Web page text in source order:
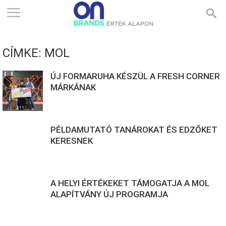
ONBRANDS
ÉRTÉK
CÍMKE: MOL
ÚJ FORMARUHA KÉSZÜL A FRESH CORNER
MÁRKÁNAK
PÉLDAMUTATÓ TANÁROKAT ÉS EDZŐKET
KERESNEK
A HELYI ÉRTÉKEKET TÁMOGATJA A MOL
ALAPÍTVÁNY ÚJ PROGRAMJA